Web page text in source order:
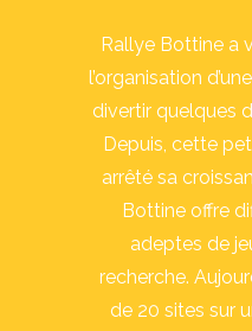
Rallye Bottine a
l’organisation
divertir quelques
Depuis, cette
arrêté sa
Bottine offre
adeptes de
recherche.
de 20 sites sur